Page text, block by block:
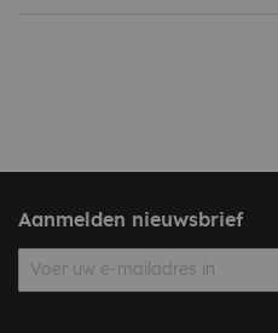
Aanmelden nieuwsbrief